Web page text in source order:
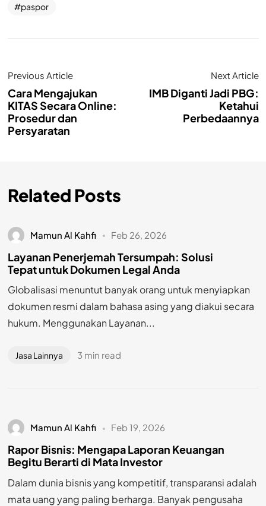
paspor
Previous Article
Cara Mengajukan
KITAS Secara Online:
Prosedur dan
Persyaratan
Next Article
IMB Diganti Jadi PBG:
Ketahui
Perbedaannya
Related Posts
Mamun Al Kahfi Feb 26, 2026
Layanan Penerjemah Tersumpah: Solusi
Tepat untuk Dokumen Legal Anda
Globalisasi menuntut banyak orang untuk menyiapkan
dokumen resmi dalam bahasa asing yang diakui secara
hukum. Menggunakan Layanan...
Jasa Lainnya 3 min read
Mamun Al Kahfi Feb 19, 2026
Rapor Bisnis: Mengapa Laporan Keuangan
Begitu Berarti di Mata Investor
Dalam dunia bisnis yang kompetitif, transparansi adalah
mata uang yang paling berharga. Banyak pengusaha